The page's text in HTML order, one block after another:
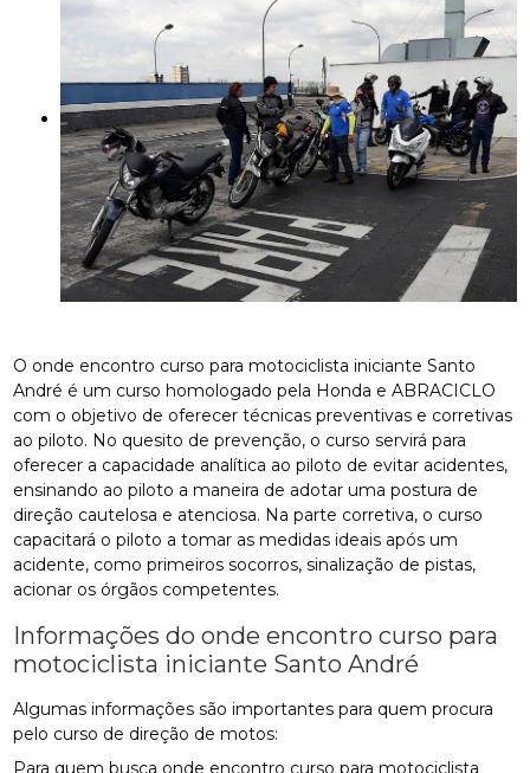
O onde encontro curso para motociclista iniciante Santo
André é um curso homologado pela Honda e ABRACICLO
com o objetivo de oferecer técnicas preventivas e corretivas
ao piloto. No quesito de prevenção, o curso servirá para
oferecer a capacidade analítica ao piloto de evitar acidentes,
ensinando ao piloto a maneira de adotar uma postura de
direção cautelosa e atenciosa. Na parte corretiva, o curso
capacitará o piloto a tomar as medidas ideais após um
acidente, como primeiros socorros, sinalização de pistas,
acionar os órgãos competentes.
Informações do onde encontro curso para
motociclista iniciante Santo André
Algumas informações são importantes para quem procura
pelo curso de direção de motos:
Para quem busca onde encontro curso para motociclista